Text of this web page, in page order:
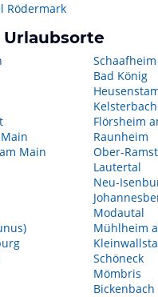
Rödermark
Main
Schaafheim
Bad König
Kelsterbach
Flörsheim
Raunheim
Ober-
Lautertal
Neu-
Modautal
Mühlheim
Schöneck
Mömbris
Bickenbach